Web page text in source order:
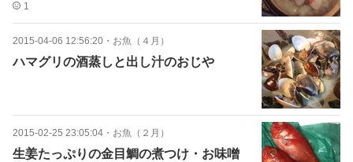
1
2015-04-06 12:56:20 ・ お魚（４月）
ハマグリの酒蒸しと出し汁のおじや
2015-02-25 23:05:04 ・ お魚（２月）
生姜たっぷりの金目鯛の煮つけ・お味噌